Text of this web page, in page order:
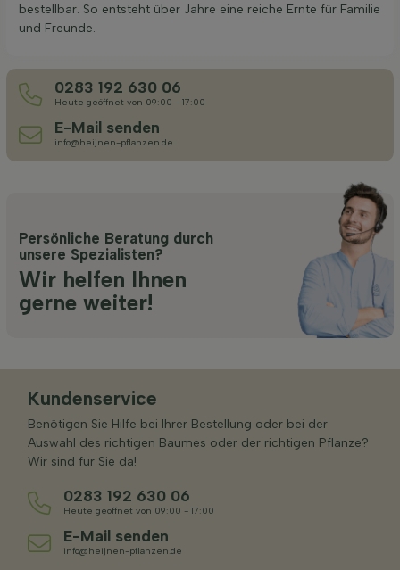
bestellbar. So entsteht über Jahre eine reiche Ernte für Familie
und Freunde.
0283 192 630 06
Heute geöffnet von 09:00 - 17:00
E-Mail senden
info@heijnen-pflanzen.de
Persönliche Beratung durch
unsere Spezialisten?
Wir helfen Ihnen
gerne weiter!
Kundenservice
Benötigen Sie Hilfe bei Ihrer Bestellung oder bei der
Auswahl des richtigen Baumes oder der richtigen Pflanze?
Wir sind für Sie da!
0283 192 630 06
Heute geöffnet von 09:00 - 17:00
E-Mail senden
info@heijnen-pflanzen.de